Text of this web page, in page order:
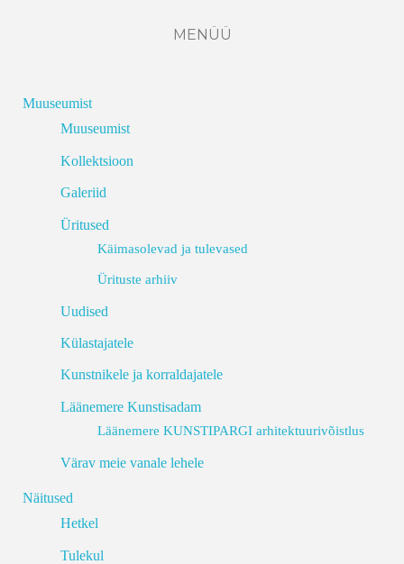
MENÜÜ
Muuseumist
Muuseumist
Kollektsioon
Galeriid
Üritused
Käimasolevad ja tulevased
Ürituste arhiiv
Uudised
Külastajatele
Kunstnikele ja korraldajatele
Läänemere Kunstisadam
Läänemere KUNSTIPARGI arhitektuurivõistlus
Värav meie vanale lehele
Näitused
Hetkel
Tulekul